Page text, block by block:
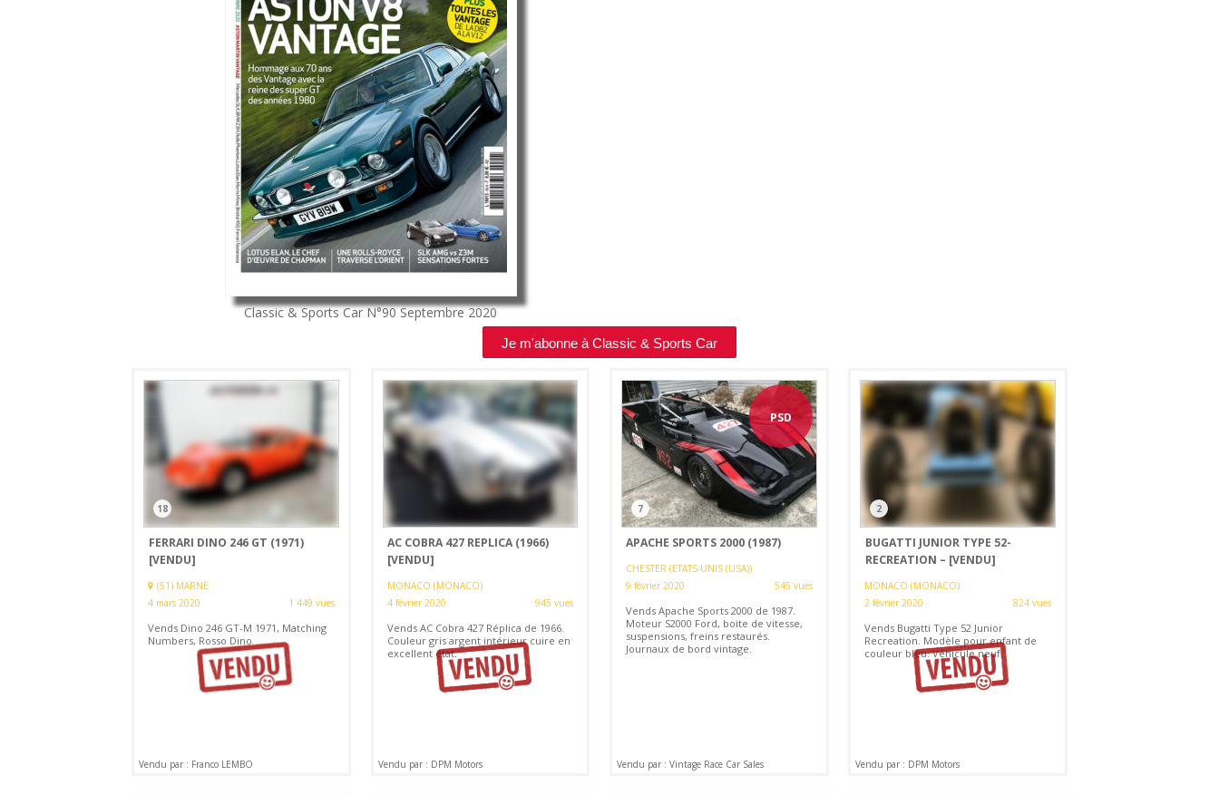
Classic & Sports CarN°90Septembre 2020
Je m'abonne à Classic & Sports Car
18
FERRARI DINO 246 GT (1971)
[VENDU]
(51) MARNE
4 mars 2020
1 449 vues
Vends Dino 246 GT-M 1971, Matching
Numbers, Rosso Dino
Vendu par : Franco LEMBO
AC COBRA 427 REPLICA (1966)
[VENDU]
MONACO (MONACO)
4 février 2020
945 vues
Vends AC Cobra 427 Réplica de 1966.
Couleur gris argent intérieur cuire en
excellent état.
Vendu par : DPM Motors
PSD
7
APACHE SPORTS 2000 (1987)
CHESTER (ETATS-UNIS (USA))
9 février 2020
545 vues
Vends Apache Sports 2000 de 1987.
Moteur S2000 Ford, boite de vitesse,
suspensions, freins restaurés.
Journaux de bord vintage.
Vendu par : Vintage Race Car Sales
2
BUGATTI JUNIOR TYPE 52-
RECREATION – [VENDU]
MONACO (MONACO)
2 février 2020
824 vues
Vends Bugatti Type 52 Junior
Recreation. Modèle pour enfant de
couleur bleu. Véhicule neuf.
Vendu par : DPM Motors